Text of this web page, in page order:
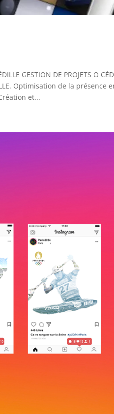
GESTION DE PROJETS
Optimisation de la présence
et...